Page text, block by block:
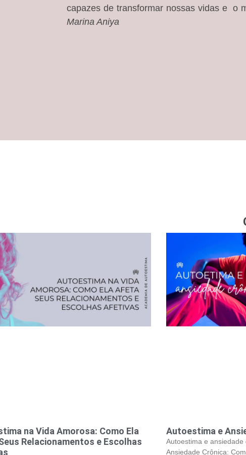
capazes de transformar nossas vidas e o
Marina Aniya
na Vida Amorosa: Como Ela
Relacionamentos e Escolhas
Autoestima e
Autoestima e
Ansiedade Crônica: